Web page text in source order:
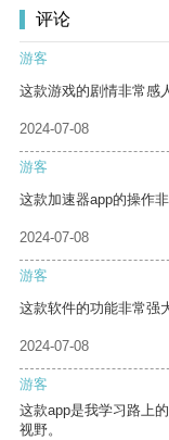
评论
游客
这款游戏的剧情非常感
2024-07-08
游客
这款加速器app的操作
2024-07-08
游客
这款软件的功能非常强
2024-07-08
游客
这款app是我学习路上
视野。